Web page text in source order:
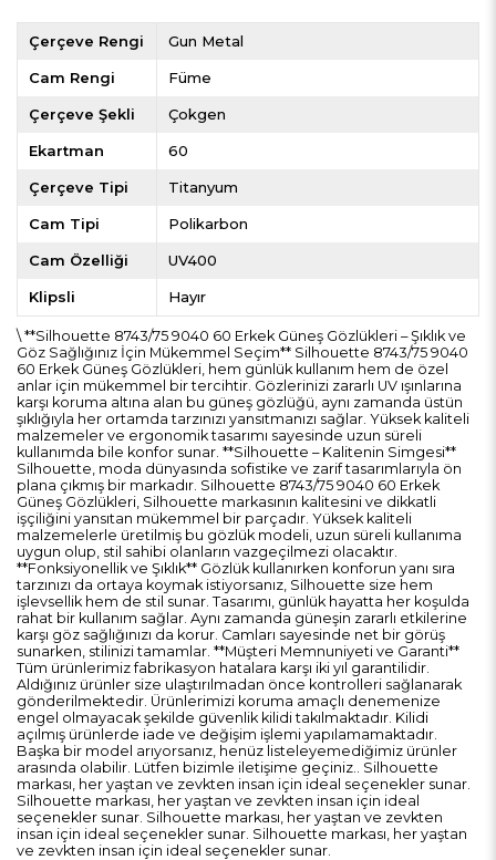
Çerçeve Rengi Gun Metal
Cam Rengi Füme
Çerçeve Şekli Çokgen
Ekartman 60
Çerçeve Tipi Titanyum
Cam Tipi Polikarbon
Cam Özelliği UV400
Klipsli Hayır
\ **Silhouette 8743/75 9040 60 Erkek Güneş Gözlükleri – Şıklık ve
Göz Sağlığınız İçin Mükemmel Seçim** Silhouette 8743/75 9040
60 Erkek Güneş Gözlükleri, hem günlük kullanım hem de özel
anlar için mükemmel bir tercihtir. Gözlerinizi zararlı UV ışınlarına
karşı koruma altına alan bu güneş gözlüğü, aynı zamanda üstün
şıklığıyla her ortamda tarzınızı yansıtmanızı sağlar. Yüksek kaliteli
malzemeler ve ergonomik tasarımı sayesinde uzun süreli
kullanımda bile konfor sunar. **Silhouette – Kalitenin Simgesi**
Silhouette, moda dünyasında sofistike ve zarif tasarımlarıyla ön
plana çıkmış bir markadır. Silhouette 8743/75 9040 60 Erkek
Güneş Gözlükleri, Silhouette markasının kalitesini ve dikkatli
işçiliğini yansıtan mükemmel bir parçadır. Yüksek kaliteli
malzemelerle üretilmiş bu gözlük modeli, uzun süreli kullanıma
uygun olup, stil sahibi olanların vazgeçilmezi olacaktır.
**Fonksiyonellik ve Şıklık** Gözlük kullanırken konforun yanı sıra
tarzınızı da ortaya koymak istiyorsanız, Silhouette size hem
işlevsellik hem de stil sunar. Tasarımı, günlük hayatta her koşulda
rahat bir kullanım sağlar. Aynı zamanda güneşin zararlı etkilerine
karşı göz sağlığınızı da korur. Camları sayesinde net bir görüş
sunarken, stilinizi tamamlar. **Müşteri Memnuniyeti ve Garanti**
Tüm ürünlerimiz fabrikasyon hatalara karşı iki yıl garantilidir.
Aldığınız ürünler size ulaştırılmadan önce kontrolleri sağlanarak
gönderilmektedir. Ürünlerimizi koruma amaçlı denemenize
engel olmayacak şekilde güvenlik kilidi takılmaktadır. Kilidi
açılmış ürünlerde iade ve değişim işlemi yapılamamaktadır.
Başka bir model arıyorsanız, henüz listeleyemediğimiz ürünler
arasında olabilir. Lütfen bizimle iletişime geçiniz.. Silhouette
markası, her yaştan ve zevkten insan için ideal seçenekler sunar.
Silhouette markası, her yaştan ve zevkten insan için ideal
seçenekler sunar. Silhouette markası, her yaştan ve zevkten
insan için ideal seçenekler sunar. Silhouette markası, her yaştan
ve zevkten insan için ideal seçenekler sunar.